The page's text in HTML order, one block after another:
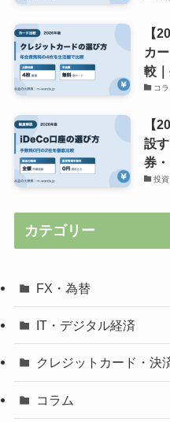
【
カ
較
コ
【
設
券
投
カテゴリー
FX・為替
IT・デジタル経済
クレジットカード・決
コラム